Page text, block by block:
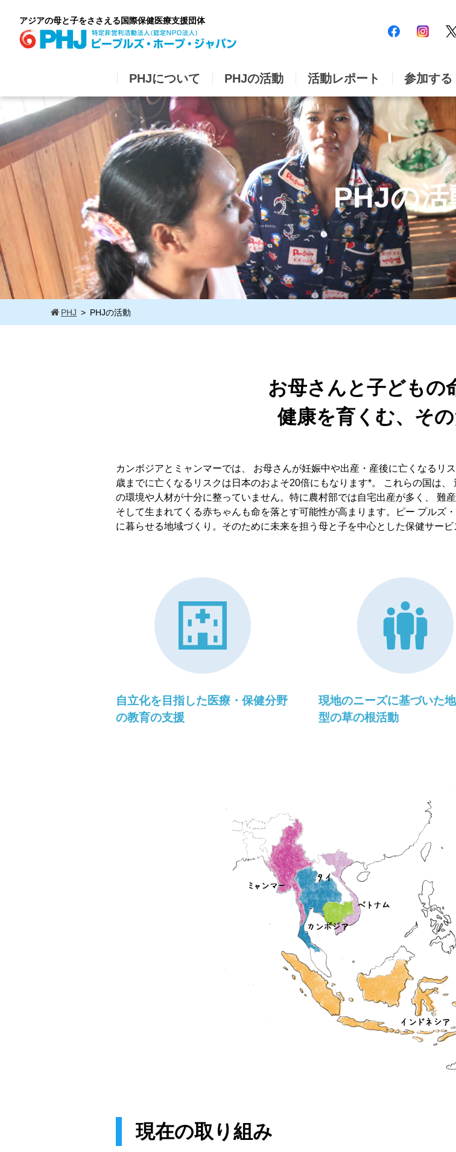
content
アジアの母と子をささえる国際保健医療支援団体
PHJについて PHJの活動 活動レポート 参加する
PHJの活
PHJ PHJの活動
お母さんと子どもの
健康を育くむ、その
カンボジアとミャンマーでは、 お母さんが妊娠中や出産・産後に亡くなるリ
歳までに亡くなるリスクは日本のおよそ20倍にもなります*。 これらの国は
の環境や人材が十分に整っていません。特に農村部では自宅出産が多く、 難
そして生まれてくる赤ちゃんも命を落とす可能性が高まります。ピー プルズ
に暮らせる地域づくり。そのために未来を担う母と子を中心とした保健サー
自立化を目指した医療・保健分野
の教育の支援
現地のニーズに基づいた
型の草の根活動
現在の取り組み